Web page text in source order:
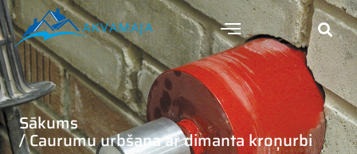
Sākums
/ Caurumu urbšana ar dimanta kroņurbi